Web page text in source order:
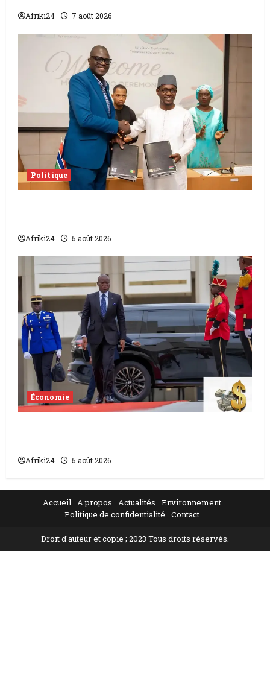
Afriki24 7 août 2026
Politique
Afriki24 5 août 2026
Économie
Afriki24 5 août 2026
Accueil A propos Actualités
Environnement
Politique de confidentialité
Contact
Droit d'auteur et copie ; 2023 Tous droits réservés.